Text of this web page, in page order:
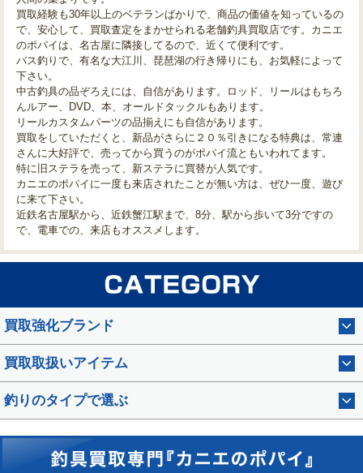
買取経験も30年以上のベテランばかりで、商品の価値を知っているの
で、安心して、買取査定をまかせられる老舗釣具買取店です。カニエ
のポパイは、名古屋に隣接してるので、近くて便利です。
バス釣りで、有名な大江川、琵琶湖の行き帰りにも、お気軽によって
下さい。
中古釣具の品ぞろえには、自信があります。ロッド、リールはもちろ
んルアー、DVD、本、オールドタックルもあります。
リールカスタムパーツの品揃えにも自信があります。
買取をしていただくと、新品がさらに２０％引きになる特典は、常連
さんに大好評で、売ってから買うのがポパイ流ともいわれてます。
特に旧ステラを売って、新ステラに買替が人気です。
カニエのポパイに一度も来店されたことが無い方は、ぜひ一度、遊び
に来て下さい。
近鉄名古屋駅から、近鉄蟹江駅まで、8分、駅から歩いて3分ですの
で、電車での、来店もオススメします。
買取強化ブランド
買取取扱いアイテム
釣りのタイプで選ぶ